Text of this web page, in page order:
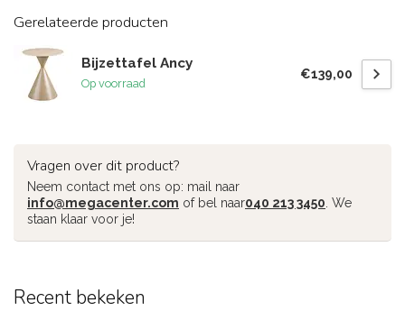
Gerelateerde producten
Bijzettafel Ancy
Op voorraad
€139,00
Vragen over dit product?
Neem contact met ons op: mail naar
info@megacenter.com of bel naar040 213 3450 . We
staan klaar voor je!
Recent bekeken